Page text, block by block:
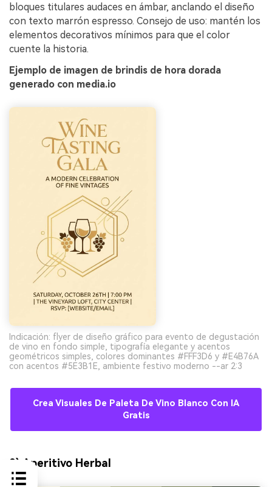
bloques titulares audaces en ámbar, anclando el diseño
con texto marrón espresso. Consejo de uso: mantén los
elementos decorativos mínimos para que el color
cuente la historia.
Ejemplo de imagen de brindis de hora dorada
generado con media.io
Indicación: flyer de diseño gráfico para evento de degustación
de vino en fondo simple, tipografía elegante y acentos
geométricos simples, colores dominantes #FFF3D6 y #E4B76A
con acentos #5E3B1E, ambiente festivo moderno --ar 2:3
Crea Visuales De Paleta De Vino Blanco Con IA
Gratis
9) Aperitivo Herbal